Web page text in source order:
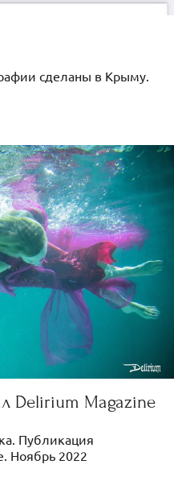
сделаны в Крыму.
Delirium Magazine
Публикация
Ноябрь 2022